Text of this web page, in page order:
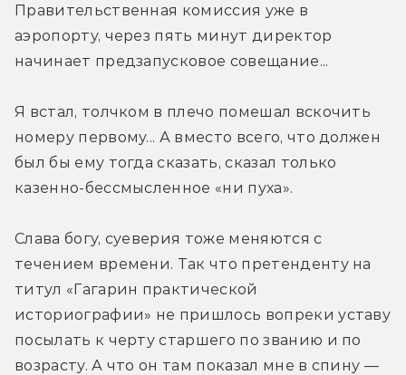
Правительственная комиссия уже в
аэропорту, через пять минут директор
начинает предзапусковое совещание...
Я встал, толчком в плечо помешал вскочить
номеру первому... А вместо всего, что должен
был бы ему тогда сказать, сказал только
казенно-бессмысленное «ни пуха».
Слава богу, суеверия тоже меняются с
течением времени. Так что претенденту на
титул «Гагарин практической
историографии» не пришлось вопреки уставу
посылать к черту старшего по званию и по
возрасту. А что он там показал мне в спину —